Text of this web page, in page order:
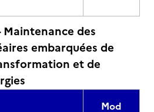
Maintenance des
embarquées de
et de
Mod